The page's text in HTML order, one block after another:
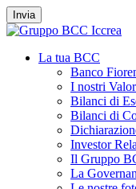
Invia
La tua BCC
Banco
I nostri
Bilanci di
Bilanci di
Investor
Il Gruppo
La